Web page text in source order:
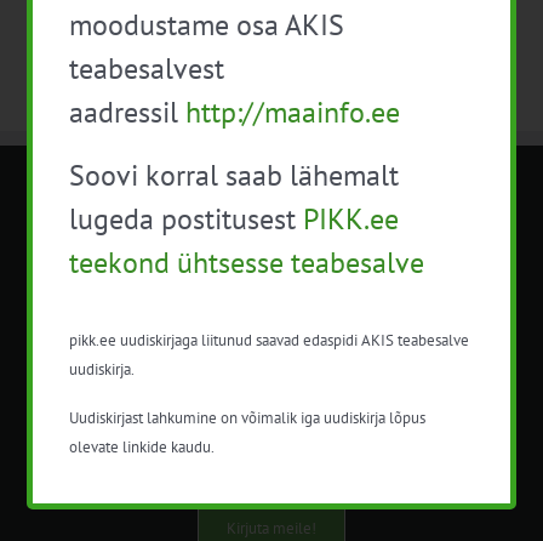
METK NÕUANDETEENISTUS
Nõuandeteenistuse nimetuse alt
nõustamisteenuseid.
info@pikk.ee
Kirjuta meile!
moodustame osa AKIS
teabesalvest
aadressil http://maainfo.ee
Soovi korral saab lähemalt
lugeda postitusest PIKK.ee
teekond ühtsesse teabesalve
pikk.ee uudiskirjaga liitunud saavad edaspidi AKIS teabesalve
uudiskirja.
Uudiskirjast lahkumine on võimalik iga uudiskirja lõpus
olevate linkide kaudu.